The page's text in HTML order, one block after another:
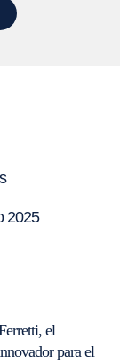
2025
el
para el